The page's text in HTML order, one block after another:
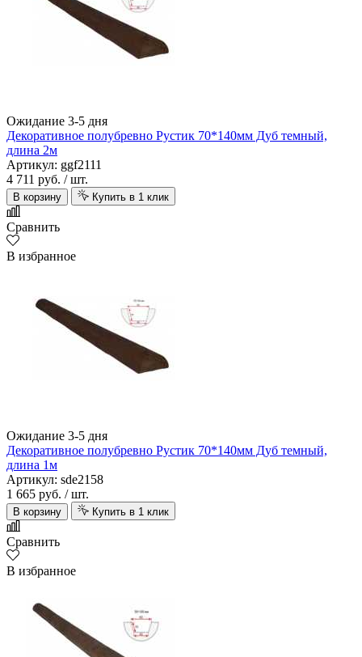
Ожидание 3-5 дня
Декоративное полубревно Рустик 70*140мм Дуб темный,
длина 2м
Артикул: ggf2111
4 711 руб. / шт.
В корзину Купить в 1 клик
Сравнить
В избранное
Ожидание 3-5 дня
Декоративное полубревно Рустик 70*140мм Дуб темный,
длина 1м
Артикул: sde2158
1 665 руб. / шт.
В корзину Купить в 1 клик
Сравнить
В избранное